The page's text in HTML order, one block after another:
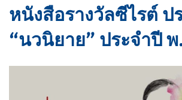
หนังสือรางวัลซีไรต์ ป
“นวนิยาย” ประจำปี